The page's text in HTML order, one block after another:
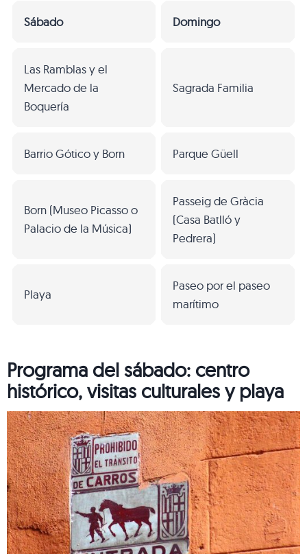
Sábado Domingo
Las Ramblas y el
Mercado de la
Boquería
Sagrada Familia
Barrio Gótico y Born Parque Güell
Born (Museo Picasso o
Palacio de la Música)
Passeig de Gràcia
(Casa Batlló y
Pedrera)
Playa
Paseo por el paseo
marítimo
Programa del sábado: centro
histórico, visitas culturales y playa